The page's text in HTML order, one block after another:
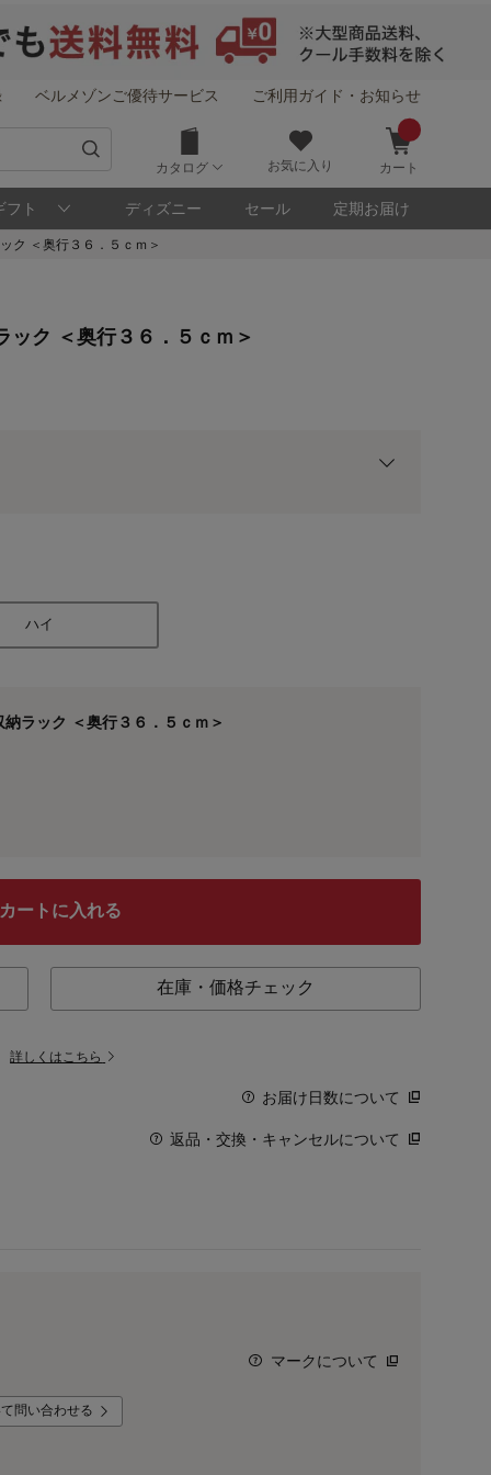
ベルメゾンご優待サービス ご利用ガイド・お知らせ
カタログ お気に入り カート
フト ディズニー セール 定期お届け
ク ＜奥行３６．５ｃｍ＞
ック ＜奥行３６．５ｃｍ＞
の基本ポイントに対して適用されます。
ハイ
ラック ＜奥行３６．５ｃｍ＞
カートに入れる
在庫・価格チェック
詳しくはこちら
お届け日数について
返品・交換・キャンセルについて
マークについて
問い合わせる